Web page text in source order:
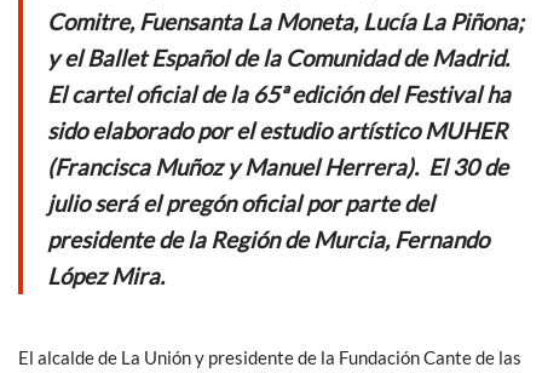
Comitre, Fuensanta La Moneta, Lucía La Piñona;
y el Ballet Español de la Comunidad de Madrid.
El cartel oficial de la 65ª edición del Festival ha
sido elaborado por el estudio artístico MUHER
(Francisca Muñoz y Manuel Herrera). El 30 de
julio será el pregón oficial por parte del
presidente de la Regiónde Murcia, Fernando
López Mira.
El alcalde de La Unión y presidente de la Fundación Cante de las